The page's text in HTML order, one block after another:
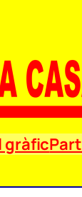
gràfic